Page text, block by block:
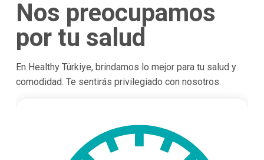
Nos preocupamos
por tu salud
En Healthy Türkiye, brindamos lo mejor para tu salud y
comodidad. Te sentirás privilegiado con nosotros.